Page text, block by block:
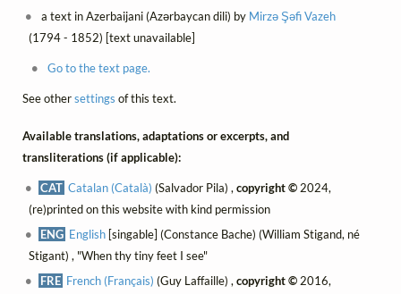
a text in Azerbaijani (Azərbaycan dili) by Mirzə Şəfi Vazeh
(1794 - 1852) [text unavailable]
Go to the text page.
See othersettings of this text.
Available translations, adaptations or excerpts, and
transliterations (if applicable):
CAT Catalan (Català) (Salvador Pila) ,copyright ©2024,
(re)printed on this website with kind permission
ENG English [singable] (Constance Bache) (William Stigand, né
Stigant) , "When thy tiny feet I see"
FRE French (Français) (Guy Laffaille) ,copyright ©2016,